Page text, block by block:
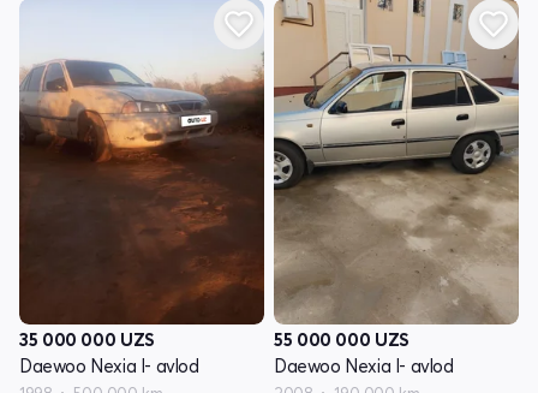
35 000 000 UZS
Daewoo Nexia I- avlod
55 000 000 UZS
Daewoo Nexia I- avlod